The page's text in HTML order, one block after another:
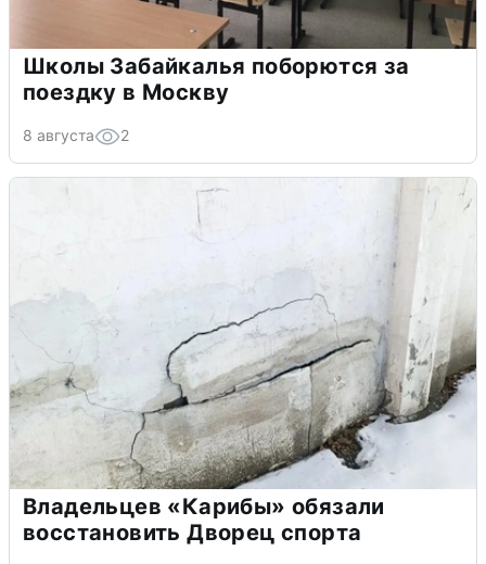
Школы Забайкалья поборются за
поездку в Москву
8 августа 2
Владельцев «Карибы» обязали
восстановить Дворец спорта